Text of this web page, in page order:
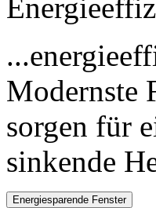
Modernste
sorgen für
sinkende